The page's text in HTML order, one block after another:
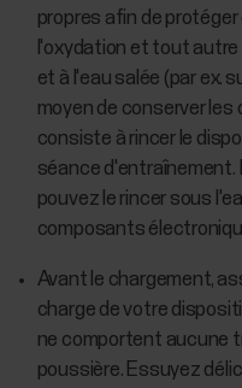
propres afin de
l'oxydation et tout autre
et à l'eau salée (par ex.
moyen de conserver
consiste à rincer le
séance
pouvez le rincer sous
composants
Avant le chargement,
charge de votre
ne comportent aucune
poussière. Essuyez